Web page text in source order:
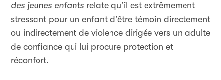
des jeunes enfants relate qu’il est extrêmement
stressant pour un enfant d’être témoin directement
ou indirectement de violence dirigée vers un adulte
de confiance qui lui procure protection et
réconfort.